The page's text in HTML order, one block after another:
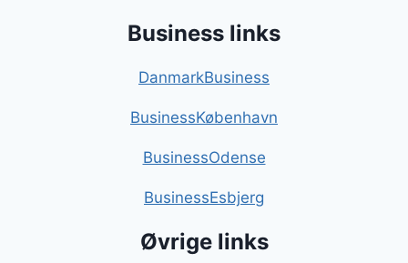
Business links
DanmarkBusiness
BusinessKøbenhavn
BusinessOdense
BusinessEsbjerg
Øvrige links